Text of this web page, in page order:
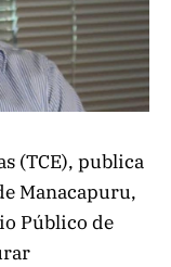
(TCE), publica
Manacapuru,
Público de